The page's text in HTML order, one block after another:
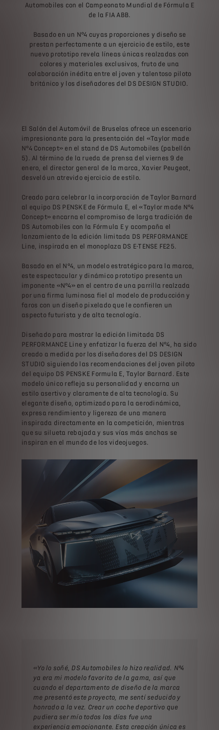
Automobiles con el Campeonato Mundial de Fórmula E
de la FIA ABB.
Basado en un N°4 cuyas proporciones y diseño se
prestan perfectamente a un ejercicio de estilo, este
nuevo prototipo revela líneas únicas realzadas con
colores y materiales exclusivos, fruto de una
colaboración inédita entre el joven y talentoso piloto
británico y los diseñadores del DS DESIGN STUDIO.
El Salón del Automóvil de Bruselas ofrece un escenario
impresionante para la presentación del «Taylor made
N°4 Concept» en el stand de DS Automobiles (pabellón
5). Al término de la rueda de prensa del viernes 9 de
enero, el director general de la marca, Xavier Peugeot,
desveló un atrevido ejercicio de estilo.
Creado para celebrar la incorporación de Taylor Barnard
al equipo DS PENSKE de Fórmula E, el «Taylor made N°4
Concept» encarna el compromiso de larga tradición de
DS Automobiles con la Fórmula E y acompaña el
lanzamiento de la edición limitada DS PERFORMANCE
Line, inspirada en el monoplaza DS E-TENSE FE25.
Basado en el N°4, un modelo estratégico para la marca,
este espectacular y dinámico prototipo presenta un
imponente «N°4» en el centro de una parrilla realzada
por una firma luminosa fiel al modelo de producción y
faros con un diseño pixelado que le confieren un
aspecto futurista y de alta tecnología.
Diseñado para mostrar la edición limitada DS
PERFORMANCE Line y enfatizar la fuerza del N°4, ha sido
creado a medida por los diseñadores del DS DESIGN
STUDIO siguiendo las recomendaciones del joven piloto
del equipo DS PENSKE Formula E, Taylor Barnard. Este
modelo único refleja su personalidad y encarna un
estilo asertivo y claramente de alta tecnología. Su
elegante diseño, optimizado para la aerodinámica,
expresa rendimiento y ligereza de una manera
inspirada directamente en la competición, mientras
que su silueta rebajada y sus vías más anchas se
inspiran en el mundo de los videojuegos.
«Yo lo soñé, DS Automobiles lo hizo realidad. Nº4
ya era mi modelo favorito de la gama, así que
cuando el departamento de diseño de la marca
me presentó este proyecto, me sentí seducido y
honrado a la vez. Crear un coche deportivo que
pudiera ser mío todos los días fue una
experiencia emocionante. Esta creación única es